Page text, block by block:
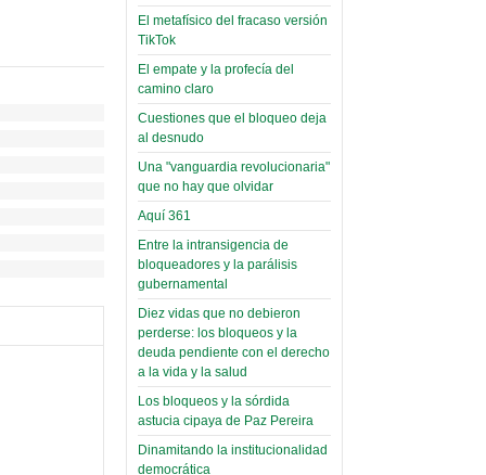
Miércoles, 14 Septiembre 2022
Leer Más...
Posesionan a dirigentes de
Asociación de Docentes
Domingo, 14 Agosto 2022
Leer Más...
(Miscelánea
Palaciega 8)
El Infamatorio
Miércoles, 19 Junio 2019
Read more...
Cosmética
descolonizadora
(Miscelánea
palaciega 7)
El Infamatorio
Lunes, 27 Mayo 2019
Read more...
Creacionismo,
filtraciones e
inicio de la
campaña del
MAS
El metafísico del fracaso versión
TikTok
El empate y la profecía del
camino claro
Cuestiones que el bloqueo deja
al desnudo
Una "vanguardia revolucionaria"
que no hay que olvidar
Aquí 361
Entre la intransigencia de
bloqueadores y la parálisis
gubernamental
Diez vidas que no debieron
perderse: los bloqueos y la
deuda pendiente con el derecho
a la vida y la salud
Los bloqueos y la sórdida
astucia cipaya de Paz Pereira
Dinamitando la institucionalidad
democrática